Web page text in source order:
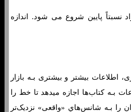
نسبتاً پایین شروع می شود. اندازه
اطلاعات بیشتر و بیشتری بـه بازار
بـه کتاب‌ها اجازه میدهد تا خط را
را بـه شانس‌هاي‌ «واقعی» نزدیک‌تر